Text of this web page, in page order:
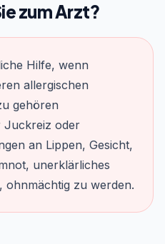
zum Arzt?
Hilfe, wenn
allergischen
gehören
Juckreiz oder
an Lippen, Gesicht,
unerklärliches
ohnmächtig zu werden.